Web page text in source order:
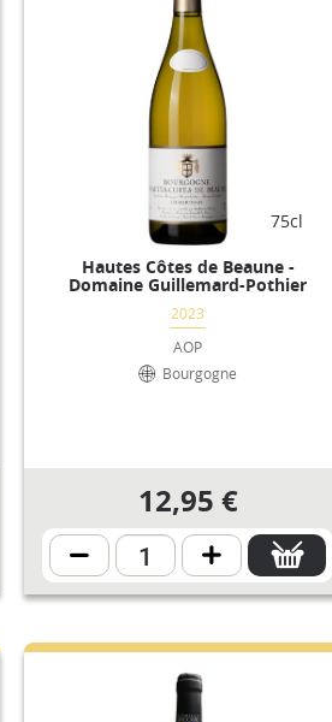
75cl
Hautes Côtes de Beaune -
Domaine Guillemard-Pothier
2023
AOP
Bourgogne
12,95 €